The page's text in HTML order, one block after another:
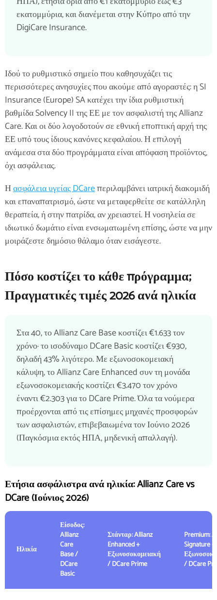
εκατομμύρια, και διανέμεται στην Κύπρο από την
DigiCare Insurance.
Ιδού το ρυθμιστικό σημείο που καθησυχάζει τις
περισσότερες ανησυχίες που ακούμε από αγοραστές: η SI
Insurance (Europe) SA κατέχει την ίδια ρυθμιστική
βαθμίδα Solvency II της ΕΕ με τον ασφαλιστή της Allianz
Care. Και οι δύο λογοδοτούν σε εθνική εποπτική αρχή της
ΕΕ υπό τους ίδιους κανόνες κεφαλαίου. Η επιλογή
ανάμεσα στα δύο προγράμματα είναι απόφαση προϊόντος,
όχι ασφάλειας.
Ηασφάλεια υγείας DCareπεριλαμβάνει ιατρική διακομιδή
και επαναπατρισμό, ώστε να μεταφερθείτε σε κατάλληλη
θεραπεία, ή στην πατρίδα, αν χρειαστεί. Η νοσηλεία σε
ιδιωτικό δωμάτιο είναι ενσωματωμένη επίσης, ώστε να μην
μοιράζεστε δημόσιο θάλαμο όταν εισάγεστε.
Πόσο κοστίζει το κάθε πρόγραμμα;
Πραγματικές τιμές 2026 ανά ηλικία
Στα 40, το Allianz Care Base κοστίζει €1.633 τον
χρόνο· το ισοδύναμο DCare Basic κοστίζει €930,
δηλαδή 43% λιγότερο. Με εξωνοσοκομειακή
κάλυψη, το Allianz Care Enhanced συν τη μονάδα
εξωνοσοκομειακής κοστίζει €3.470 τον χρόνο
έναντι €2.303 για το DCare Prime. Όλα τα νούμερα
προέρχονται από τις επίσημες μηχανές προσφορών
των ασφαλιστών, επιβεβαιωμένα τον Ιούνιο 2026
(Παγκόσμια εκτός ΗΠΑ, μηδενική απαλλαγή).
Ετήσια ασφάλιστρα ανά ηλικία: Allianz Care vs
DCare (Ιούνιος 2026)
Ηλικία
Είσοδος:
Allianz
Care
Base /
DCare
Basic
Στάνταρ: Allianz
Enhanced +
Εξωνοσοκομειακή
/ DCare Prime
Premium:
Signature +
/ DCare